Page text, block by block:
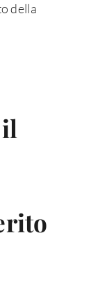
della